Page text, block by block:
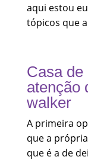
aqui estou
tópicos que
Casa de
atenção
walker
A primeira
que a
que é a de